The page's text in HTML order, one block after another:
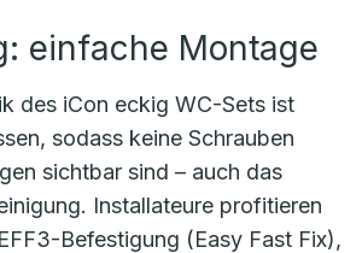
einfache Montage
des iCon eckig WC-Sets ist
sodass keine Schrauben
sichtbar sind – auch das
Installateure profitieren
Befestigung (Easy Fast Fix),